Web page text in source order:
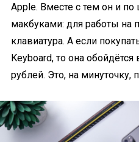
Apple. Вместе с тем он и по
макбуками: для работы на
клавиатура. А если
Keyboard, то она
рублей. Это, на минуточку,